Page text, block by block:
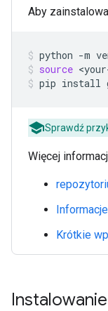
Aby
python -m
source
pip install
Sprawdź
Więcej
Krótkie